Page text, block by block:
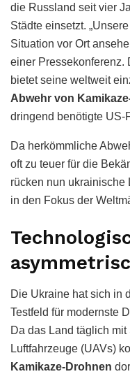
die Russland seit vier
Städte einsetzt.
Situation vor Ort
einer Pressekonferenz.
bietet seine weltweit
Abwehr von
dringend benötigte US-
Da herkömmliche
oft zu teuer für die
rücken nun ukrainische
in den Fokus der
Die Ukraine hat sich in
Testfeld für modernste
Da das Land täglich
Luftfahrzeuge (UAVs)
Kamikaze-Drohnen